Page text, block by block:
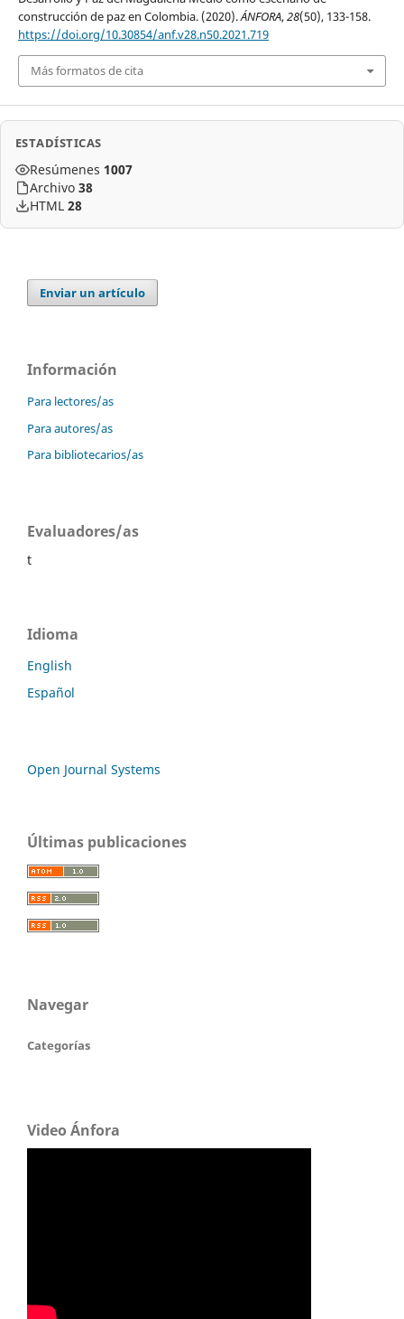
construcción de paz en Colombia. (2020).ÁNFORA,28(50), 133-158.
https://doi.org/10.30854/anf.v28.n50.2021.719
Más formatos de cita
ESTADÍSTICAS
Resúmenes 1007
Archivo 38
HTML 28
Enviar un artículo
Información
Para lectores/as
Para autores/as
Para bibliotecarios/as
Evaluadores/as
t
Idioma
English
Español
Open Journal Systems
Últimas publicaciones
Navegar
Categorías
Video Ánfora